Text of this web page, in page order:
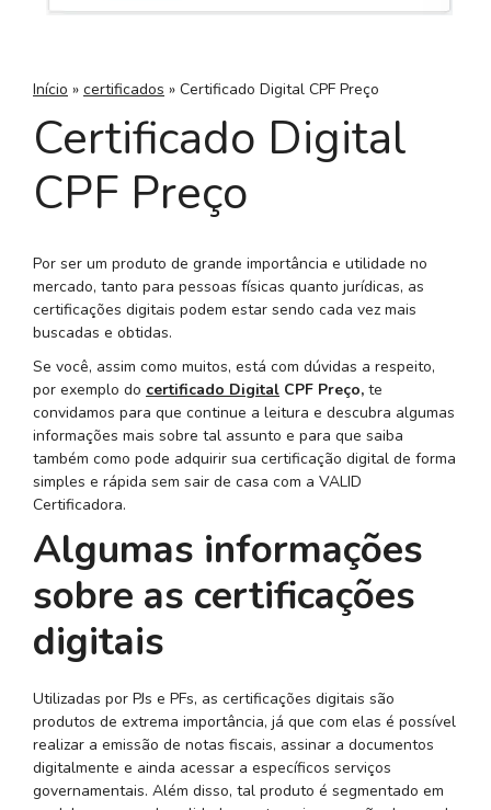
Início » certificados » Certificado Digital CPF Preço
Certificado Digital
CPF Preço
Por ser um produto de grande importância e utilidade no
mercado, tanto para pessoas físicas quanto jurídicas, as
certificações digitais podem estar sendo cada vez mais
buscadas e obtidas.
Se você, assim como muitos, está com dúvidas a respeito,
por exemplo do certificado Digital CPF Preço, te
convidamos para que continue a leitura e descubra algumas
informações mais sobre tal assunto e para que saiba
também como pode adquirir sua certificação digital de forma
simples e rápida sem sair de casa com a VALID
Certificadora.
Algumas informações
sobre as certificações
digitais
Utilizadas por PJs e PFs, as certificações digitais são
produtos de extrema importância, já que com elas é possível
realizar a emissão de notas fiscais, assinar a documentos
digitalmente e ainda acessar a específicos serviços
governamentais. Além disso, tal produto é segmentado em